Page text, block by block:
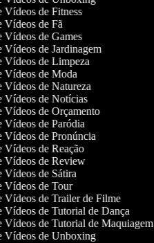
Vídeos de Fitness
Vídeos de Fã
Vídeos de Games
Vídeos de Jardinagem
Vídeos de Limpeza
Vídeos de Moda
Vídeos de Natureza
Vídeos de Notícias
Vídeos de Orçamento
Vídeos de Paródia
Vídeos de Pronúncia
Vídeos de Reação
Vídeos de Review
Vídeos de Sátira
Vídeos de Tour
Vídeos de Trailer de Filme
Vídeos de Tutorial de Dança
Vídeos de Tutorial de Maquiagem
Vídeos de Unboxing